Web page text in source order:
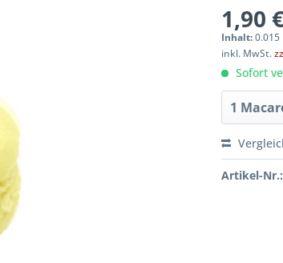
1,90
Inhalt:
inkl. MwSt.
Sofort
Artikel-Nr.: